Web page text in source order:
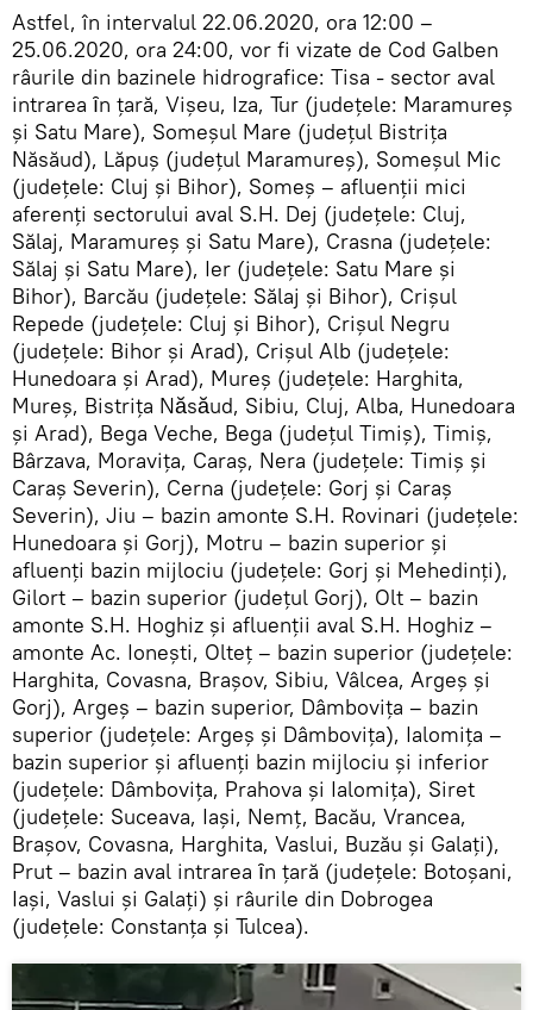
Astfel, în intervalul 22.06.2020, ora 12:00 –
25.06.2020, ora 24:00, vor fi vizate de Cod Galben
râurile din bazinele hidrografice: Tisa - sector aval
intrarea ȋn ţară, Vişeu, Iza, Tur (judeţele: Maramureş
şi Satu Mare), Someşul Mare (judeţul Bistriţa
Năsăud), Lăpuş (judeţul Maramureş), Someşul Mic
(judeţele: Cluj şi Bihor), Someş – afluenţii mici
aferenţi sectorului aval S.H. Dej (judeţele: Cluj,
Sălaj, Maramureş şi Satu Mare), Crasna (judeţele:
Sălaj şi Satu Mare), Ier (judeţele: Satu Mare şi
Bihor), Barcău (judeţele: Sălaj şi Bihor), Crişul
Repede (judeţele: Cluj şi Bihor), Crişul Negru
(judeţele: Bihor şi Arad), Crişul Alb (judeţele:
Hunedoara şi Arad), Mureş (judeţele: Harghita,
Mureş, Bistriţa Nӑsӑud, Sibiu, Cluj, Alba, Hunedoara
şi Arad), Bega Veche, Bega (judeţul Timiş), Timiş,
Bârzava, Moraviţa, Caraş, Nera (judeţele: Timiş şi
Caraş Severin), Cerna (judeţele: Gorj şi Caraş
Severin), Jiu – bazin amonte S.H. Rovinari (judeţele:
Hunedoara şi Gorj), Motru – bazin superior şi
afluenţi bazin mijlociu (judeţele: Gorj şi Mehedinţi),
Gilort – bazin superior (judeţul Gorj), Olt – bazin
amonte S.H. Hoghiz şi afluenţii aval S.H. Hoghiz –
amonte Ac. Ioneşti, Olteţ – bazin superior (judeţele:
Harghita, Covasna, Braşov, Sibiu, Vâlcea, Argeş şi
Gorj), Argeş – bazin superior, Dâmboviţa – bazin
superior (judeţele: Argeş şi Dâmboviţa), Ialomiţa –
bazin superior şi afluenţi bazin mijlociu şi inferior
(judeţele: Dâmboviţa, Prahova şi Ialomiţa), Siret
(judeţele: Suceava, Iaşi, Nemţ, Bacău, Vrancea,
Braşov, Covasna, Harghita, Vaslui, Buzău şi Galaţi),
Prut – bazin aval intrarea ȋn ţară (judeţele: Botoşani,
Iaşi, Vaslui şi Galaţi) şi râurile din Dobrogea
(judeţele: Constanţa şi Tulcea).